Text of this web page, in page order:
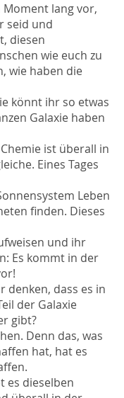
lang vor,
seid und
diesen
wie euch zu
wie haben die
könnt ihr so etwas
Galaxie haben
ist überall in
Eines Tages
Leben
finden. Dieses
und ihr
Es kommt in der
denken, dass es in
der Galaxie
gibt?
Denn das, was
hat, hat es
es dieselben